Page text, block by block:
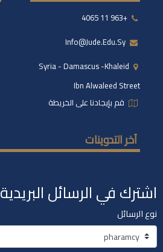
+963 11 4065
Syria - Damascus -khaleid
Ibn Alwaleed Street
قم بإيجادنا على الخريطة
آخر التدوينات
اشترك في الرسائل البريدية
نوع الرسائل